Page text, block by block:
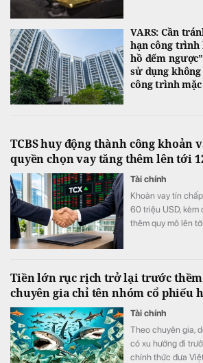
VARS: Cần
hạn công trình
hồ đếm
sử dụng
công trình
TCBS huy động thành công khoản
quyền chọn vay tăng thêm lên tới
Tài chính
Khoản vay tín
60 triệu USD, kèm
thêm quy mô lên
Tiền lớn rục rịch trở lại trước thềm
chuyên gia chỉ tên nhóm cổ phiếu
Tài chính
Theo chuyên gia,
có xu hướng đi
chính thức đưa